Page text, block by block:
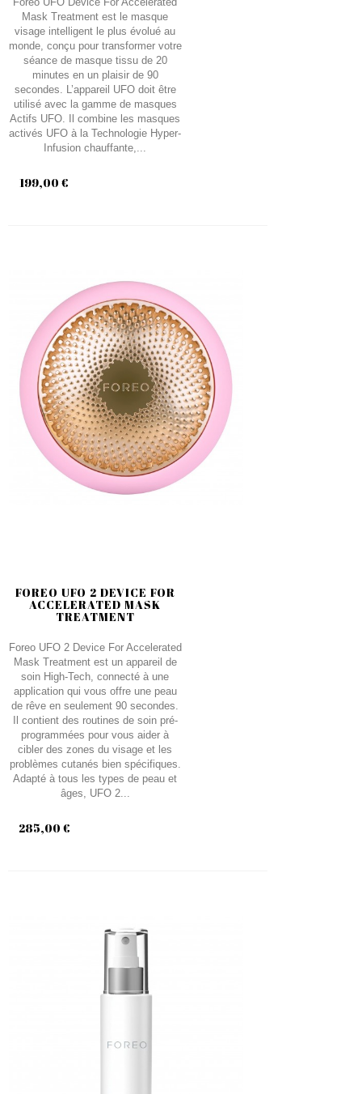
Mask Treatment est le masque
visage intelligent le plus évolué au
monde, conçu pour transformer votre
séance de masque tissu de 20
minutes en un plaisir de 90
secondes. L’appareil UFO doit être
utilisé avec la gamme de masques
Actifs UFO. Il combine les masques
activés UFO à la Technologie Hyper-
Infusion chauffante,...
199,00 €
FOREO UFO 2 DEVICE FOR
ACCELERATED MASK
TREATMENT
Foreo UFO 2 Device For Accelerated
Mask Treatment est un appareil de
soin High-Tech, connecté à une
application qui vous offre une peau
de rêve en seulement 90 secondes.
Il contient des routines de soin pré-
programmées pour vous aider à
cibler des zones du visage et les
problèmes cutanés bien spécifiques.
Adapté à tous les types de peau et
âges, UFO 2...
285,00 €